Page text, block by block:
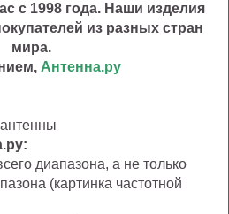
с 1998 года. Наши изделия
из разных стран
мира.
Антенна.ру
диапазона, а не только
(картинка частотной